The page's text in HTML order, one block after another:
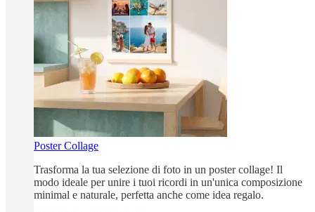
Poster Collage
Trasforma la tua selezione di foto in un poster collage! Il
modo ideale per unire i tuoi ricordi in un'unica composizione
minimal e naturale, perfetta anche come idea regalo.